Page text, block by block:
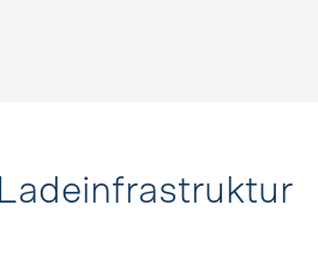
Ladeinfrastruktur